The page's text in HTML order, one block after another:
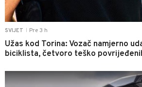
SVIJET Pre 3 h
Užas kod Torina: Vozač namjerno
biciklista, četvoro teško